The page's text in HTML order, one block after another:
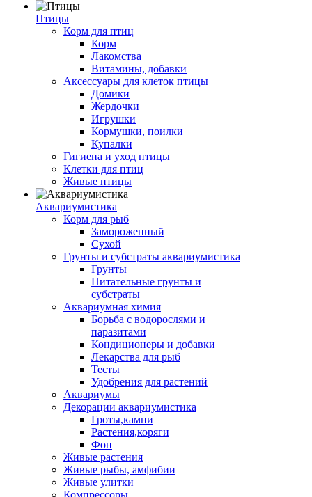
Птицы
Корм для птиц
Корм
Лакомства
Витамины, добавки
Аксессуары для клеток птицы
Домики
Жердочки
Игрушки
Кормушки, поилки
Купалки
Гигиена и уход птицы
Клетки для птиц
Живые птицы
Аквариумистика
Корм для рыб
Замороженный
Сухой
Грунты и субстраты аквариумистика
Грунты
Питательные грунты и
субстраты
Аквариумная химия
Борьба с водорослями и
паразитами
Кондиционеры и добавки
Лекарства для рыб
Тесты
Удобрения для растений
Аквариумы
Декорации аквариумистика
Гроты,камни
Растения,коряги
Фон
Живые растения
Живые рыбы, амфибии
Живые улитки
Компрессоры